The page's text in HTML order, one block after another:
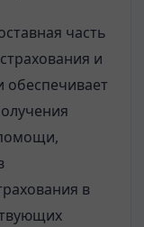
часть
и
обеспечивает
в